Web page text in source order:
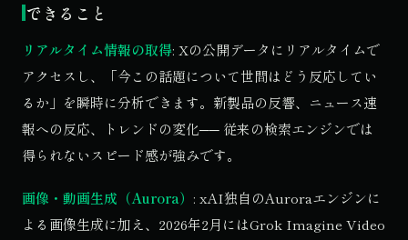
できること
リアルタイム情報の取得: Xの公開データにリアルタイムで
アクセスし、「今この話題について世間はどう反応してい
るか」を瞬時に分析できます。新製品の反響、ニュース速
報への反応、トレンドの変化── 従来の検索エンジンでは
得られないスピード感が強みです。
画像・動画生成（Aurora） : xAI独自のAuroraエンジンに
よる画像生成に加え、2026年2月にはGrok Imagine Video